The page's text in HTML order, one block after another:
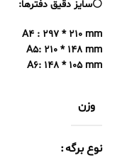
⚪️سایز دقیق دفترها:
A4 : 297 * 210 mm
A5: 210 * 148 mm
A6: 148 * 105 mm
وزن
نوع برگه